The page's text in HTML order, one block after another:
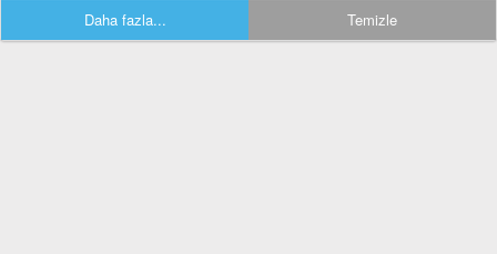
Daha fazla... Temizle